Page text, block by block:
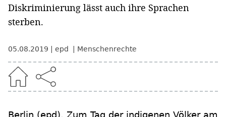
Diskriminierung lässt auch ihre Sprachen
sterben.
05.08.2019 epd Menschenrechte
Berlin (epd). Zum Tag der indigenen Völker am